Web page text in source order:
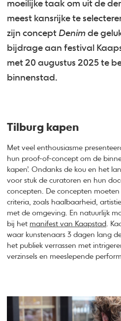
moeilijke taak om uit de
meest kansrijke te
zijn concept Denimde
bijdrage aan festival
met 20 augustus 2025 te
binnenstad.
Tilburg kapen
Met veel enthousiasme
hun proof-of-concept om de
kapen’. Ondanks de kou en het
voor stuk de curatoren en hun
concepten. De concepten
criteria, zoals haalbaarheid,
met de omgeving. En natuurlijk
bij het manifest van Kaapstad
.
waar kunstenaars 3 dagen lang
het publiek verrassen met
verzinsels en meeslepende